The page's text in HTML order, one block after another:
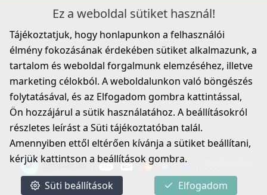
219 990 Ft
Részletek
ELLECI - Csaptelep Bahia - Fekete
MOKBAHBK
219 990 Ft
ELLECI - Tisztítószer, zsírtalanító és tisztító spray
mosogatótálcákhoz
DLL01602
8 790 Ft
Részletek
Ez a weboldal sütiket használ!
Tájékoztatjuk, hogy honlapunkon a felhasználói
élmény fokozásának érdekében sütiket alkalmazunk, a
tartalom és weboldal forgalmunk elemzéséhez, illetve
marketing célokból. A weboldalunkon való böngészés
folytatásával, és az Elfogadom gombra kattintással,
Ön hozzájárul a sütik használatához. A beállításokról
részletes leírást a Süti tájékoztatóban talál.
Amennyiben ettől eltérően kívánja a sütiket beállítani,
kérjük kattintson a beállítások gombra.
Süti beállítások Elfogadom